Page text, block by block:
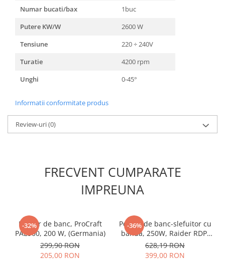
Numar bucati/bax
1buc
Putere KW/W
2600 W
Tensiune
220 ÷ 240V
Turatie
4200 rpm
Unghi
0-45°
Informatii conformitate produs
Review-uri(0)
FRECVENT CUMPARATE
IMPREUNA
-32%
Polizor de banc, ProCraft
PAE900, 200 W, (Germania)
299,90 RON
205,00 RON
-36%
Polizor de banc-slefuitor cu
banda, 250W, Raider RDP-
BG05, Profesional
628,19 RON
399,00 RON